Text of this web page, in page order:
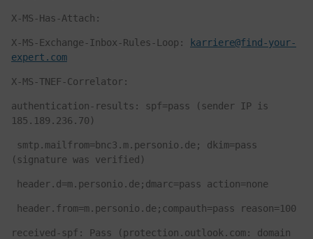
X-MS-Has-Attach:
X-MS-Exchange-Inbox-Rules-Loop:
karriere@find-your-
expert.com
X-MS-TNEF-Correlator:
authentication-results: spf=pass (sender IP is
185.189.236.70)
(signature was verified)
header.d=m.personio.de;dmarc=pass action=none
header.from=m.personio.de;compauth=pass reason=100
received-spf: Pass (protection.outlook.com: domain